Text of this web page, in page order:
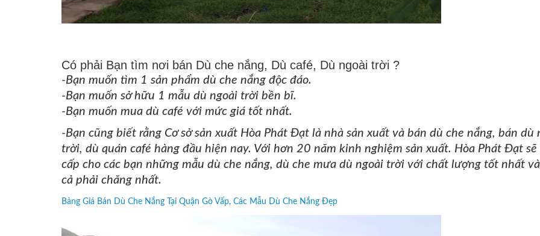
Có phải Bạn tìm nơi bán Dù che nắng, Dù café, Dù ngoài trời ?
-Bạn muốn tìm 1 sản phẩm dù che nắng độc đáo.
-Bạn muốn sở hữu 1 mẫu dù ngoài trời bền bĩ.
-Bạn muốn mua dù café với mức giá tốt nhất.
-Bạn cũng biết rằng Cơ sở sản xuất Hòa Phát Đạt là nhà sản xuất và bán dù che nắng, bán dù
trời, dù quán café hàng đầu hiện nay. Với hơn 20 năm kinh nghiệm sản xuất. Hòa Phát Đạt sẽ
cấp cho các bạn những mẫu dù che nắng, dù che mưa dù ngoài trời với chất lượng tốt nhất
cả phải chăng nhất.
Bảng Giá Bán Dù Che Nắng Tại Quận Gò Vấp, Các Mẫu Dù Che Nắng Đẹp